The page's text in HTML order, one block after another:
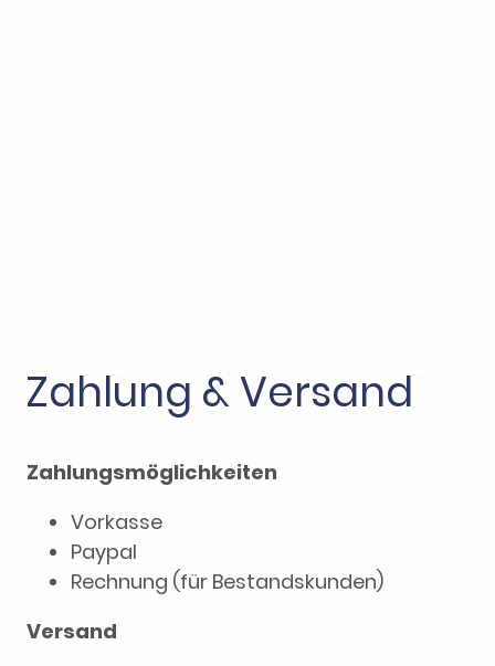
Zahlung & Versand
Zahlungsmöglichkeiten
Vorkasse
Paypal
Rechnung (für Bestandskunden)
Versand